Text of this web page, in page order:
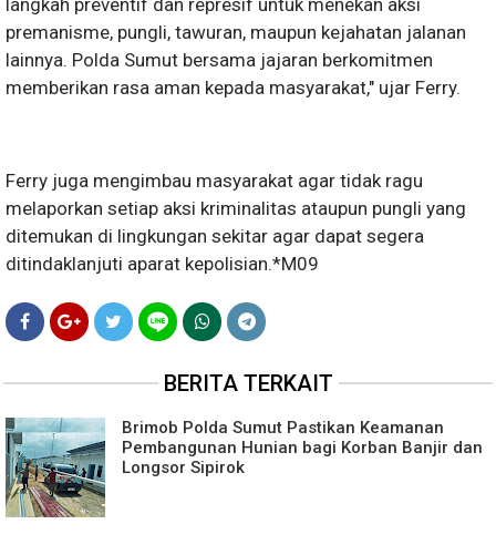
langkah preventif dan represif untuk menekan aksi
premanisme, pungli, tawuran, maupun kejahatan jalanan
lainnya. Polda Sumut bersama jajaran berkomitmen
memberikan rasa aman kepada masyarakat," ujar Ferry.
Ferry juga mengimbau masyarakat agar tidak ragu
melaporkan setiap aksi kriminalitas ataupun pungli yang
ditemukan di lingkungan sekitar agar dapat segera
ditindaklanjuti aparat kepolisian.*M09
BERITA TERKAIT
Brimob Polda Sumut Pastikan Keamanan
Pembangunan Hunian bagi Korban Banjir dan
Longsor Sipirok